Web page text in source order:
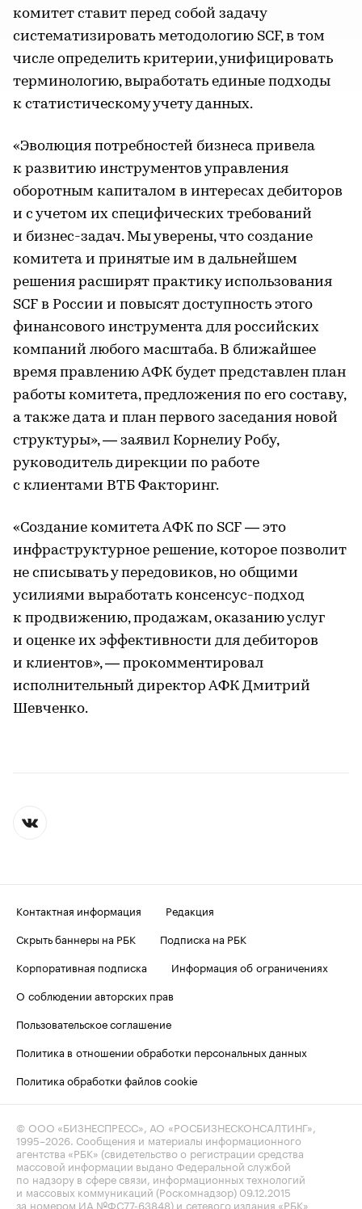
комитет ставит перед собой задачу
систематизировать методологию SCF, в том
числе определить критерии, унифицировать
терминологию, выработать единые подходы
к статистическому учету данных.
«Эволюция потребностей бизнеса привела
к развитию инструментов управления
оборотным капиталом в интересах дебиторов
и с учетом их специфических требований
и бизнес-задач. Мы уверены, что создание
комитета и принятые им в дальнейшем
решения расширят практику использования
SCF в России и повысят доступность этого
финансового инструмента для российских
компаний любого масштаба. В ближайшее
время правлению АФК будет представлен план
работы комитета, предложения по его составу,
а также дата и план первого заседания новой
структуры», — заявил Корнелиу Робу,
руководитель дирекции по работе
с клиентами ВТБ Факторинг.
«Создание комитета АФК по SCF — это
инфраструктурное решение, которое позволит
не списывать у передовиков, но общими
усилиями выработать консенсус-подход
к продвижению, продажам, оказанию услуг
и оценке их эффективности для дебиторов
и клиентов», — прокомментировал
исполнительный директор АФК Дмитрий
Шевченко.
Контактная информация
Редакция
Скрыть баннеры на РБК
Подписка на РБК
Корпоративная подписка
Информация об ограничениях
О соблюдении авторских прав
Пользовательское соглашение
Политика в отношении обработки персональных данных
Политика обработки файлов cookie
© ООО «БИЗНЕСПРЕСС», АО «РОСБИЗНЕСКОНСАЛТИНГ»,
1995–2026. Сообщения и материалы информационного
агентства «РБК» (свидетельство о регистрации средства
массовой информации выдано Федеральной службой
по надзору в сфере связи, информационных технологий
и массовых коммуникаций (Роскомнадзор) 09.12.2015
за номером ИА №ФС77-63848) и сетевого издания «РБК»